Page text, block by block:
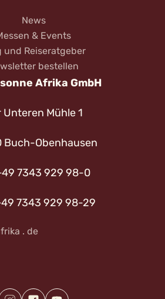
News
& Events
und Reiseratgeber
bestellen
Afrika GmbH
Unteren Mühle 1
Buch-Obenhausen
7343 929 98-0
7343 929 98-29
. de